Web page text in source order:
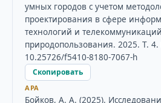
умных городов с учетом
проектирования в сфере
технологий и
природопользования. 2025. Т.
10.25726/f5410-8180-7067-h
Скопировать
APA
Бойков, А. А. (2025).